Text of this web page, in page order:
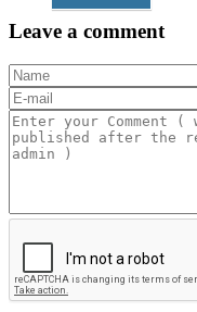
Leave a comment